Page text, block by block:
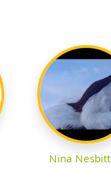
Nina Nesbitt